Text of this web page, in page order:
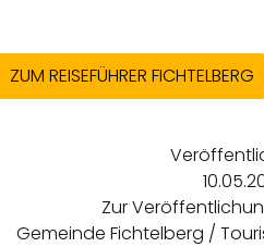
ZUM REISEFÜHRER FICHTELBERG
Zur
Gemeinde Fichtelberg /